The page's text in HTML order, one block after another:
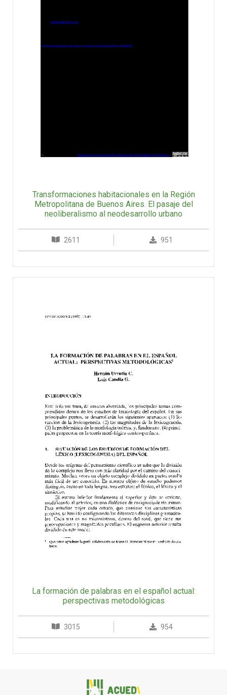
Transformaciones habitacionales en la Región
Metropolitana de Buenos Aires. El pasaje del
neoliberalismo al neodesarrollo urbano
2611 951
La formación de palabras en el español actual:
perspectivas metodológicas
3015 954